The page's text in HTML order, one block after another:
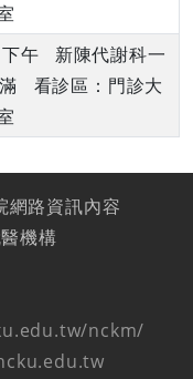
午 新陳代謝科一
看診區：門診大
網路資訊內容
機構
nckm/